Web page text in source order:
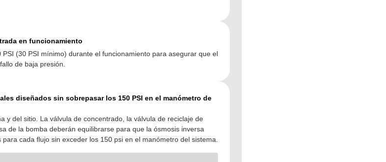
en funcionamiento
(30 PSI mínimo) durante el funcionamiento para asegurar que el
de baja presión.
diseñados sin sobrepasar los 150 PSI en el manómetro de
y del sitio. La válvula de concentrado, la válvula de reciclaje de
de la bomba deberán equilibrarse para que la ósmosis inversa
cada flujo sin exceder los 150 psi en el manómetro del sistema.